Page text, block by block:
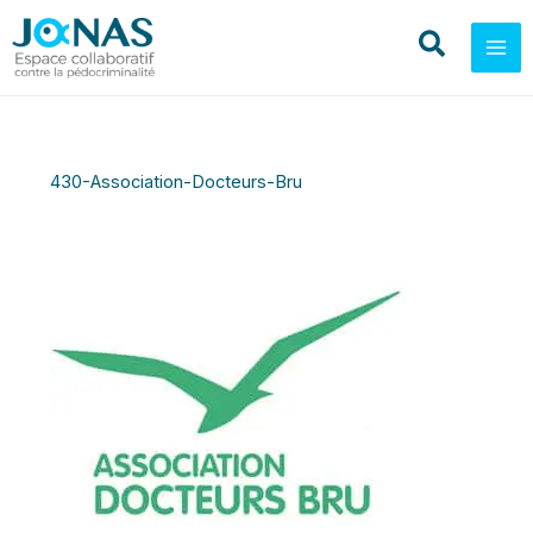
Aller
au
contenu
430-Association-Docteurs-Bru